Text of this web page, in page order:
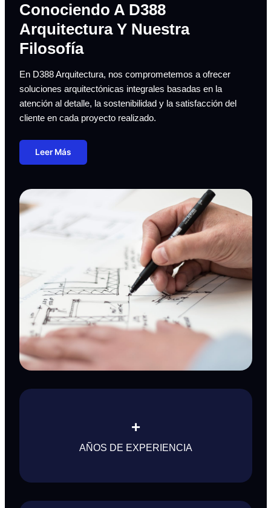
Conociendo A D388
Arquitectura Y Nuestra
Filosofía
En D388 Arquitectura, nos comprometemos a ofrecer
soluciones arquitectónicas integrales basadas en la
atención al detalle, la sostenibilidad y la satisfacción del
cliente en cada proyecto realizado.
Leer Más
+
AÑOS DE EXPERIENCIA